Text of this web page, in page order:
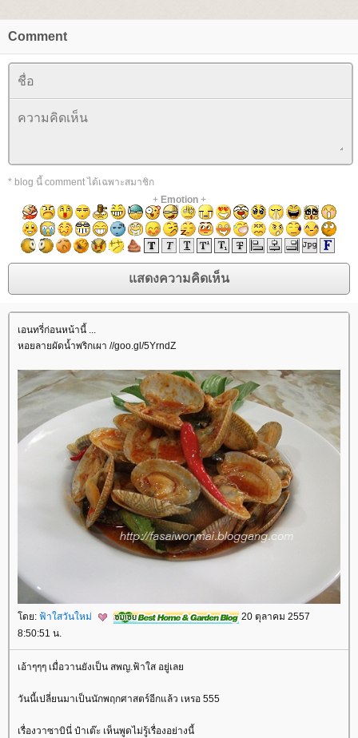
Comment
* blog นี้ comment ได้เฉพาะสมาชิก
+ Emotion+
เอนทรี่ก่อนหน้านี้ ...
หอยลายผัดน้ำพริกเผา //goo.gl/5YrndZ
ดย: ฟ้าใสวันใหม่
20 ตุลาคม 2557
8:50:51 น.
เอ้าๆๆๆ เมื่อวานยังเป็น สพญ.ฟ้าใส อยู่เล
วันนี้เปลี่ยนมาเป็นนักพฤกศาสตร์อีกแล้ว เหรอ 555
เรื่องวาซาบินี่ ป๋าเต๊ะ เห็นพูดไม่รู้เรื่องอย่างนี้